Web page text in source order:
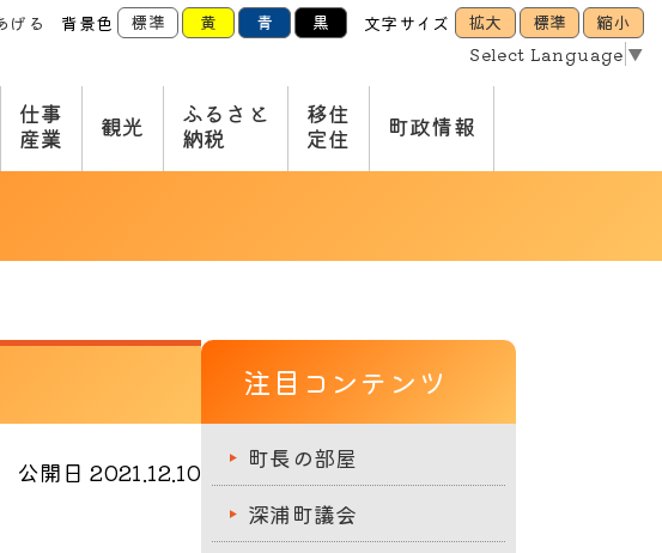
げる 背景色 標準 黄 青 黒 文字サイズ 拡大 標準
縮小
Select Language ▼
仕事
産業
観光
ふるさと
納税
移住
定住
町政情報
公開日 2021.12.10
注目コンテンツ
町長の部屋
深浦町議会